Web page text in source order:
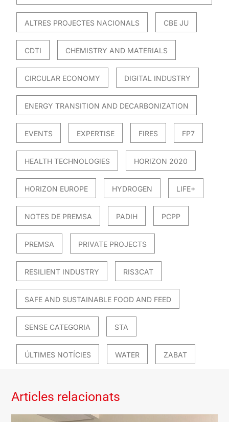
ALTRES PROJECTES NACIONALS CBE JU
CDTI CHEMISTRY AND MATERIALS
CIRCULAR ECONOMY DIGITAL INDUSTRY
ENERGY TRANSITION AND DECARBONIZATION
EVENTS EXPERTISE FIRES FP7
HEALTH TECHNOLOGIES HORIZON 2020
HORIZON EUROPE HYDROGEN LIFE+
NOTES DE PREMSA PADIH PCPP
PREMSA PRIVATE PROJECTS
RESILIENT INDUSTRY RIS3CAT
SAFE AND SUSTAINABLE FOOD AND FEED
SENSE CATEGORIA STA
ÚLTIMES NOTÍCIES WATER ZABAT
Articles relacionats